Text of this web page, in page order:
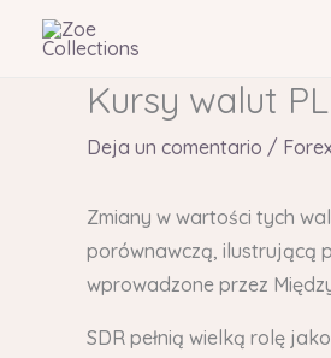
Kursy walut
Deja un comentario /
Zmiany w wartości tych
porównawczą, ilustrującą
wprowadzone przez
SDR pełnią wielką rolę